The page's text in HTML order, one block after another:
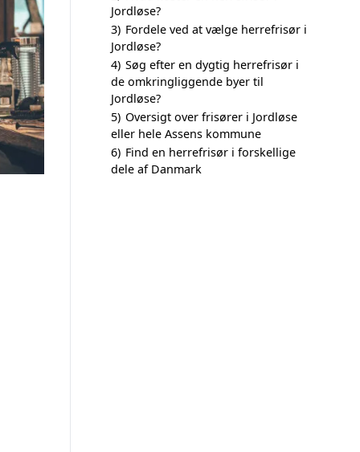
Jordløse?
3) Fordele ved at vælge herrefrisør i
Jordløse?
4) Søg efter en dygtig herrefrisør i
de omkringliggende byer til
Jordløse?
5) Oversigt over frisører i Jordløse
eller hele Assens kommune
6) Find en herrefrisør i forskellige
dele af Danmark